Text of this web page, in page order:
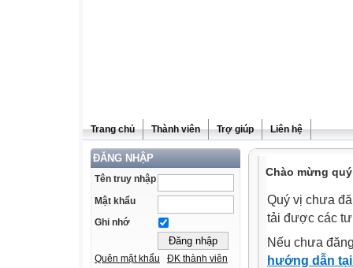
Trang chủ Thành viên Trợ giúp Liên hệ
ĐĂNG NHẬP
Tên truy nhập
Mật khẩu
Ghi nhớ
Quên mật khẩu ĐK thành viên
Chào mừng
Quý vị chưa
tải được các
Nếu chưa
hướng dẫn